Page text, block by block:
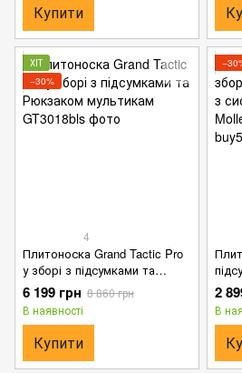
Купити
ХІТ
−30%
4
Плитоноска Grand Tactic Pro
у зборі з підсумками та
Рюкзаком мультикам
6 199 грн 8 860 грн
В наявності
Купити
2
В